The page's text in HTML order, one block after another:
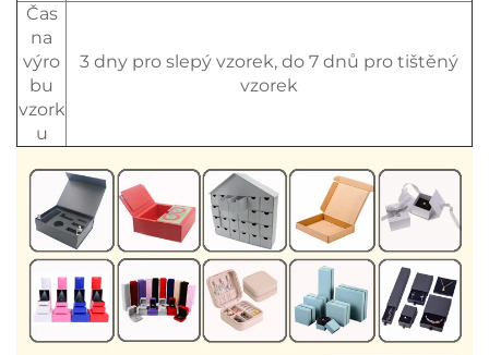
Čas
na
výro
bu
vzork
u
3 dny pro slepý vzorek, do 7 dnů pro tištěný
vzorek